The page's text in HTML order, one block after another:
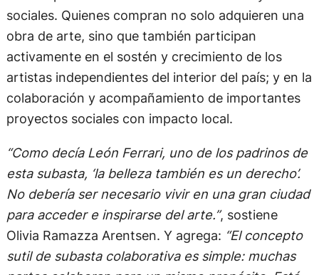
como en la necesidad de llevar experiencias
artísticas a todos los rincones del país.
Sobre la Subasta Colaborativa – Primera Edición
2025
La Subasta Colaborativa organizada por Arte en
edición para sostener sus fines culturales y
sociales. Quienes compran no solo adquieren una
obra de arte, sino que también participan
activamente en el sostén y crecimiento de los
artistas independientes del interior del país; y en la
colaboración y acompañamiento de importantes